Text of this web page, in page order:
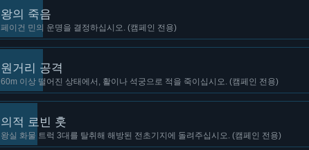
왕의 죽음
페이건 민의 운명을 결정하십시오. (캠페인 전용)
원거리 공격
60m 이상 떨어진 상태에서, 활이나 석궁으로 적을 죽이십시오. (캠페인 전용)
의적 로빈 훗
왕실 화물 트럭 3대를 탈취해 해방된 전초기지에 돌려주십시오. (캠페인 전용)